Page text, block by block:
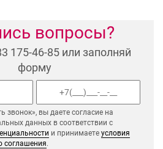
вопросы?
175-46-85 или заполняй
форму
звонок», вы даете согласие на
данных в соответствии с
и принимаетеусловия
соглашения.